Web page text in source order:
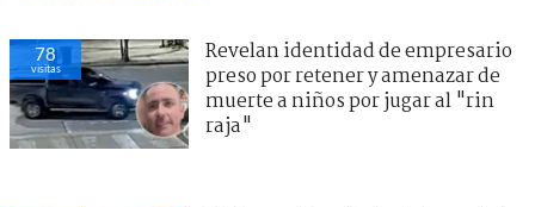
78
visitas
Revelan identidad de empresario
preso por retener y amenazar de
muerte a niños por jugar al "rin
raja"